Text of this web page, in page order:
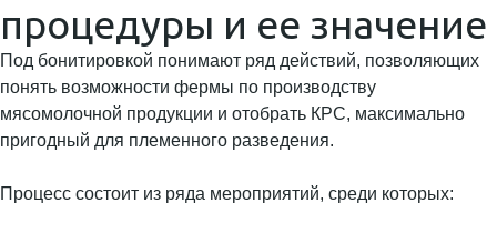
процедуры и ее значение
Под бонитировкой понимают ряд действий, позволяющих
понять возможности фермы по производству
мясомолочной продукции и отобрать КРС, максимально
пригодный для племенного разведения.
Процесс состоит из ряда мероприятий, среди которых: